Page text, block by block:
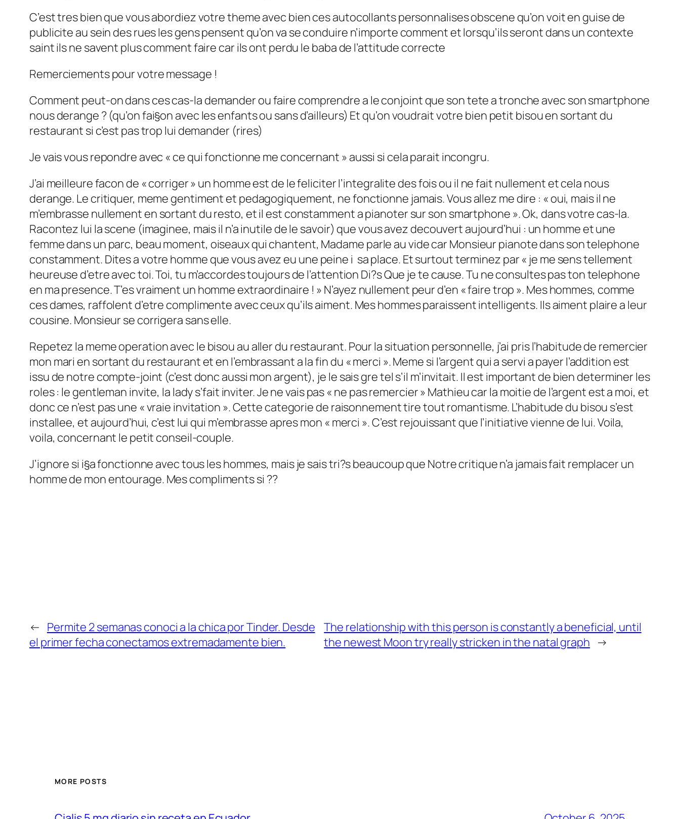
C’est tres bien que vous abordiez votre theme avec bien ces autocollants personnalises obscene qu’on voit en guise de
publicite au sein des rues les gens pensent qu’on va se conduire n’importe comment et lorsqu’ils seront dans un contexte
saint ils ne savent plus comment faire car ils ont perdu le baba de l’attitude correcte
Remerciements pour votre message !
Comment peut-on dans ces cas-la demander ou faire comprendre a le conjoint que son tete a tronche avec son smartphone
nous derange ? (qu’on fai§on avec les enfants ou sans d’ailleurs) Et qu’on voudrait votre bien petit bisou en sortant du
restaurant si c’est pas trop lui demander (rires)
Je vais vous repondre avec « ce qui fonctionne me concernant » aussi si cela parait incongru.
J’ai meilleure facon de « corriger » un homme est de le feliciter l’integralite des fois ou il ne fait nullement et cela nous
derange. Le critiquer, meme gentiment et pedagogiquement, ne fonctionne jamais. Vous allez me dire : « oui, mais il ne
m’embrasse nullement en sortant du resto, et il est constamment a pianoter sur son smartphone ». Ok, dans votre cas-la.
Racontez lui la scene (imaginee, mais il n’a inutile de le savoir) que vous avez decouvert aujourd’hui : un homme et une
femme dans un parc, beau moment, oiseaux qui chantent, Madame parle au vide car Monsieur pianote dans son telephone
constamment. Dites a votre homme que vous avez eu une peine i sa place. Et surtout terminez par « je me sens tellement
heureuse d’etre avec toi. Toi, tu m’accordes toujours de l’attention Di?s Que je te cause. Tu ne consultes pas ton telephone
en ma presence. T’es vraiment un homme extraordinaire ! » N’ayez nullement peur d’en « faire trop ». Mes hommes, comme
ces dames, raffolent d’etre complimente avec ceux qu’ils aiment. Mes hommes paraissent intelligents. Ils aiment plaire a leur
cousine. Monsieur se corrigera sans elle.
Repetez la meme operation avec le bisou au aller du restaurant. Pour la situation personnelle, j’ai pris l’habitude de remercier
mon mari en sortant du restaurant et en l’embrassant a la fin du « merci ». Meme si l’argent qui a servi a payer l’addition est
issu de notre compte-joint (c’est donc aussi mon argent), je le sais gre tel s’il m’invitait. Il est important de bien determiner les
roles : le gentleman invite, la lady s’fait inviter. Je ne vais pas « ne pas remercier » Mathieu car la moitie de l’argent est a moi, et
donc ce n’est pas une « vraie invitation ». Cette categorie de raisonnement tire tout romantisme. L’habitude du bisou s’est
installee, et aujourd’hui, c’est lui qui m’embrasse apres mon « merci ». C’est rejouissant que l’initiative vienne de lui. Voila,
voila, concernant le petit conseil-couple.
J’ignore si i§a fonctionne avec tous les hommes, mais je sais tri?s beaucoup que Notre critique n’a jamais fait remplacer un
homme de mon entourage. Mes compliments si ??
← Permite 2 semanas conoci a la chica por Tinder. Desde
el primer fecha conectamos extremadamente bien.
The relationship with this person is constantly a beneficial, until
the newest Moon try really stricken in the natal graph →
MORE POSTS